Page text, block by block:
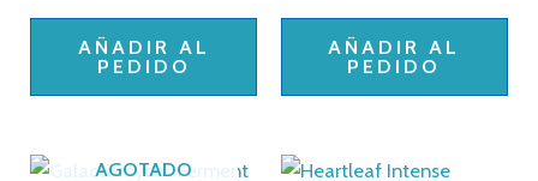
AÑADIR AL
PEDIDO
AÑADIR AL
PEDIDO
AGOTADO